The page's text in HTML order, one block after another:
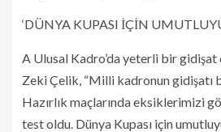
‘DÜNYA KUPASI İÇİN
A Ulusal Kadro’da yeterli bir
Zeki Çelik, “Milli kadronun gidişatı
Hazırlık maçlarında eksiklerimizi
test oldu. Dünya Kupası için